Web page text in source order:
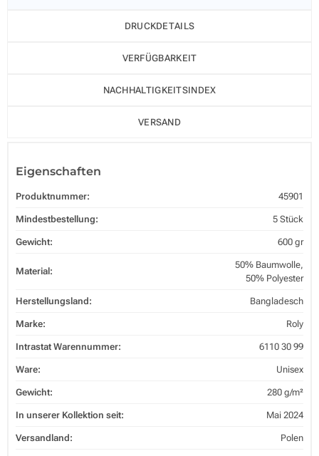
DRUCKDETAILS
VERFÜGBARKEIT
NACHHALTIGKEITSINDEX
VERSAND
Eigenschaften
Produktnummer: 45901
Mindestbestellung: 5 Stück
Gewicht: 600 gr
Material:
50% Baumwolle,
50% Polyester
Herstellungsland: Bangladesch
Marke: Roly
Intrastat Warennummer: 6110 30 99
Ware: Unisex
Gewicht: 280 g/m²
In unserer Kollektion seit: Mai 2024
Versandland: Polen